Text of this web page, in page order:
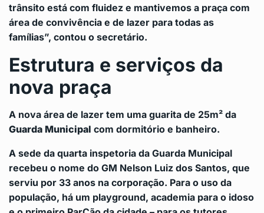
trânsito está com fluidez e mantivemos a praça com
área de convivência e de lazer para todas as
famílias”, contou o secretário.
Estrutura e serviços da
nova praça
A nova área de lazer tem uma guarita de 25m² da
Guarda Municipal com dormitório e banheiro.
A sede da quarta inspetoria da Guarda Municipal
recebeu o nome do GM Nelson Luiz dos Santos, que
serviu por 33 anos na corporação. Para o uso da
população, há um playground, academia para o idoso